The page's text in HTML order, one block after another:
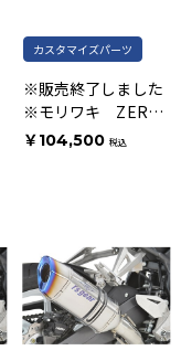
カスタマイズパーツ
※販売終了しました
※モリワキ ZERO
スリップオンマフラ
￥104,500 税込